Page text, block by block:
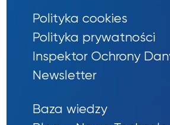
Polityka cookies
Polityka prywatności
Inspektor Ochrony
Newsletter
Baza wiedzy